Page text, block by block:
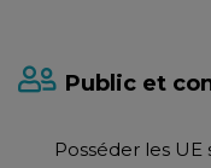
Public et
Posséder les UE